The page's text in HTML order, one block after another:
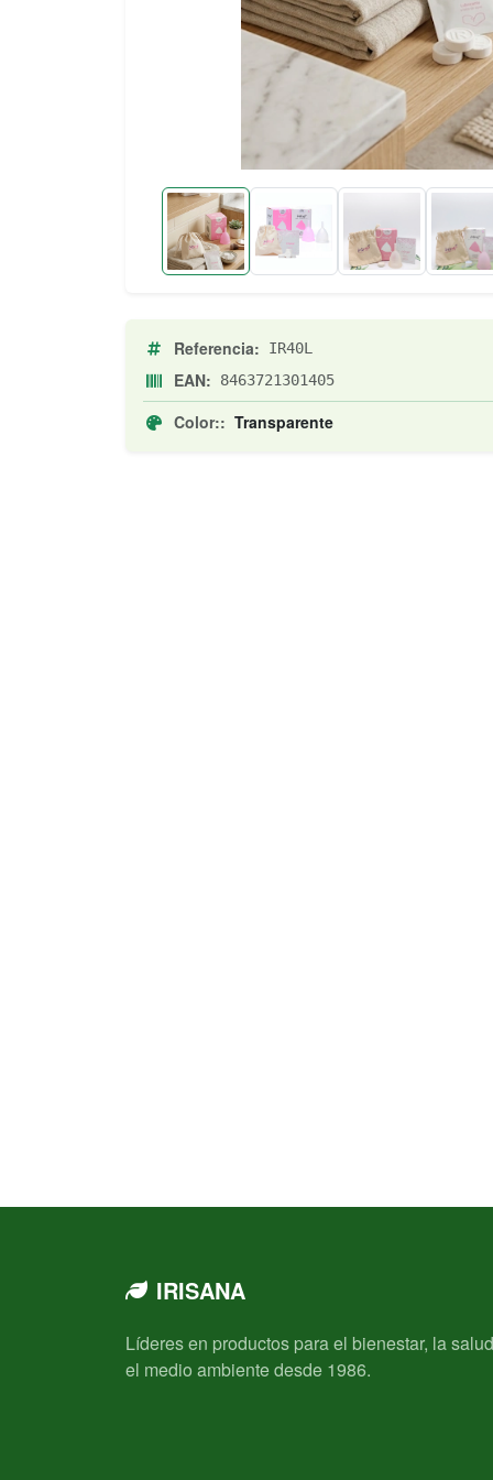
Referencia: IR40L
EAN: 8463721301405
Color:: Transparente
IRISANA
Líderes en productos para el bienestar, la
el medio ambiente desde 1986.